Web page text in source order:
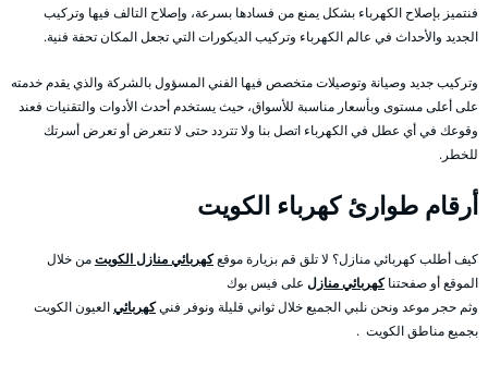
فنتميز بإصلاح الكهرباء بشكل يمنع من فسادها بسرعة، وإصلاح التالف فيها وتركيب
الجديد والأحداث في عالم الكهرباء وتركيب الديكورات التي تجعل المكان تحفة فنية.
وتركيب جديد وصيانة وتوصيلات متخصص فيها الفني المسؤول بالشركة والذي يقدم خدمته
على أعلى مستوى وبأسعار مناسبة للأسواق، حيث يستخدم أحدث الأدوات والتقنيات فعند
وقوعك في أي عطل في الكهرباء اتصل بنا ولا تتردد حتى لا تتعرض أو تعرض أسرتك
للخطر.
أرقام طوارئ كهرباء الكويت
كيف أطلب كهربائي منازل؟ لا تلق قم بزيارة موقعكهربائي منازل الكويتمن خلال
الموقع أو صفحتناكهربائي منازل على فيس بوك
وثم حجر موعد ونحن نلبي الجميع خلال ثواني قليلة ونوفر فنيكهربائيالعيون الكويت
بجميع مناطق الكويت .